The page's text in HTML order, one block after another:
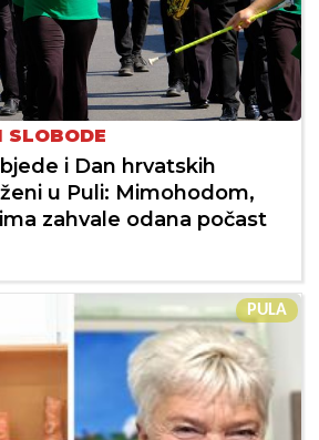
SLOBODE
i Dan hrvatskih
u Puli: Mimohodom,
zahvale odana počast
PULA